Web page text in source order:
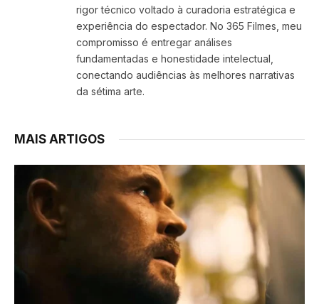
rigor técnico voltado à curadoria estratégica e
experiência do espectador. No 365 Filmes, meu
compromisso é entregar análises
fundamentadas e honestidade intelectual,
conectando audiências às melhores narrativas
da sétima arte.
MAIS ARTIGOS